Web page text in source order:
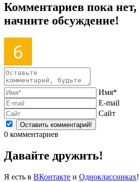
Комментариев пока нет,
начните обсуждение!
Имя*
E-mail
Сайт
0 комментариев
Давайте дружить!
Я есть в ВКонтакте и Одноклассниках!